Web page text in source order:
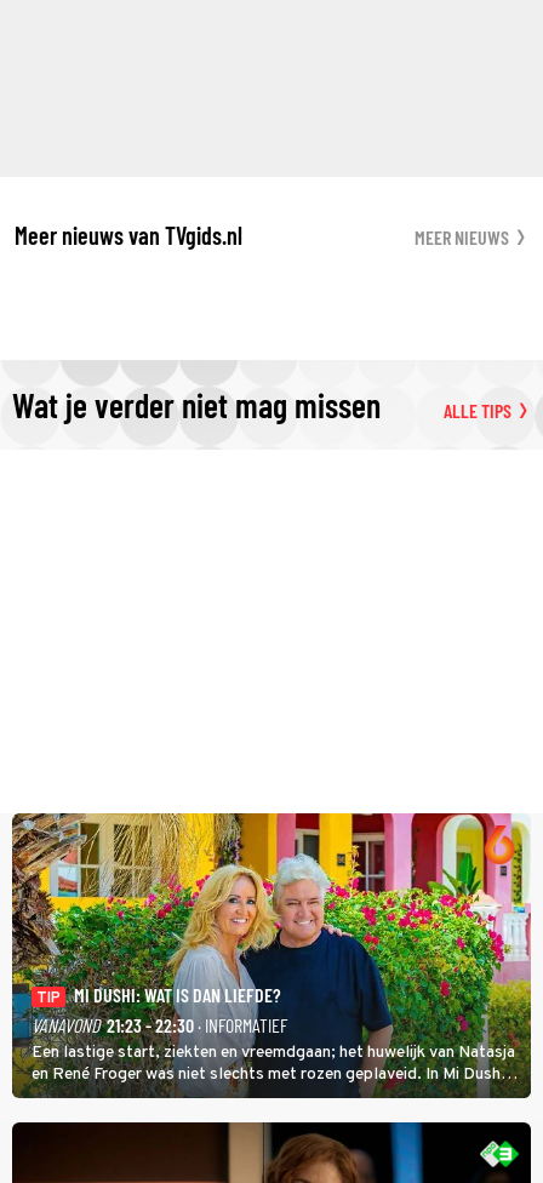
Meer nieuws van TVgids.nl MEER NIEUWS
Wat je verder niet mag missen ALLE TIPS
TIP
MI DUSHI: WAT IS DAN LIEFDE?
VANAVOND 21:23 - 22:30 · INFORMATIEF
Een lastige start, ziekten en vreemdgaan; het huwelijk van Natasja
en René Froger was niet slechts met rozen geplaveid. In Mi Dushi:
Wat Is Dan Liefde? neemt Wilfred Genee het showbizzkoppel mee
uit vissen om het over de liefde te hebben.